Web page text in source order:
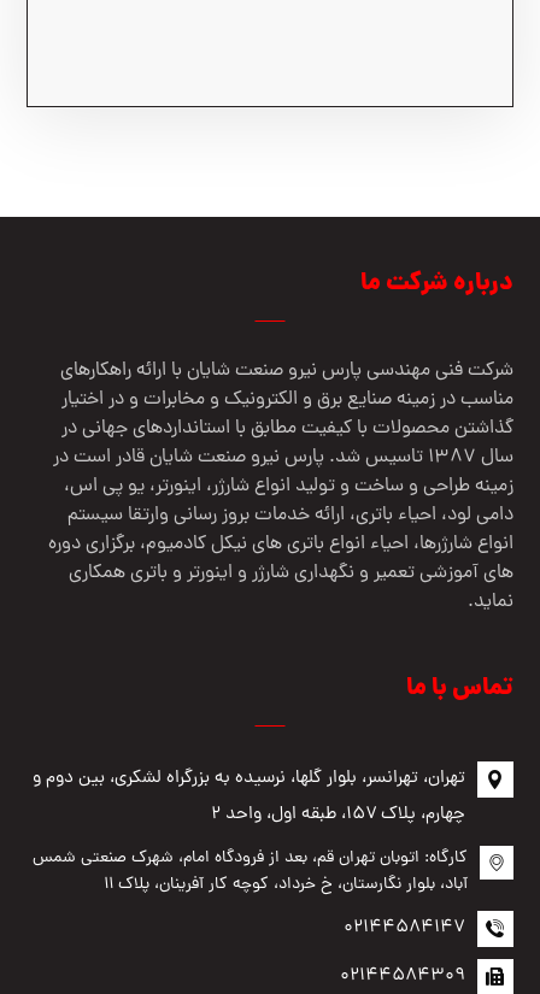
درباره شرکت ما
شرکت فنی مهندسي پارس نيرو صنعت شایان با ارائه راهکارهای
مناسب در زمینه صنایع برق و الکترونیک و مخابرات و در اختیار
گذاشتن محصولات با کیفیت مطابق با استانداردهای جهانی در
سال 1387 تاسیس شد. پارس نیرو صنعت شایان قادر است در
زمینه طراحی و ساخت و تولید انواع شارژر، اینورتر، یو پی اس،
دامی لود، احیاء باتری، ارائه خدمات بروز رسانی وارتقا سیستم
انواع شارژرها، احیاء انواع باتری های نیکل کادمیوم، برگزاری دوره
های آموزشی تعمیر و نگهداری شارژر و اینورتر و باتری همکاری
نماید.
تماس با ما
تهران، تهرانسر، بلوار گلها، نرسیده به بزرگراه لشکری، بین دوم و
چهارم، پلاک ۱۵۷، طبقه اول، واحد ۲
کارگاه: اتوبان تهران قم، بعد از فرودگاه امام، شهرک صنعتی شمس
آباد، بلوار نگارستان، خ خرداد، کوچه کار آفرینان، پلاک ۱۱
02144584147
02144584309